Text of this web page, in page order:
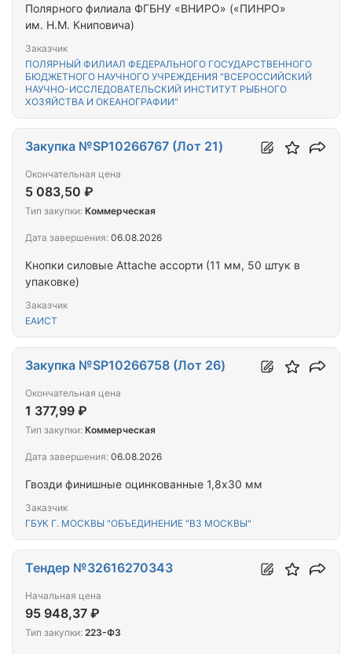
Полярного филиала ФГБНУ «ВНИРО» («ПИНРО»
им. Н.М. Книповича)
Заказчик
ПОЛЯРНЫЙ ФИЛИАЛ ФЕДЕРАЛЬНОГО ГОСУДАРСТВЕННОГО
БЮДЖЕТНОГО НАУЧНОГО УЧРЕЖДЕНИЯ "ВСЕРОССИЙСКИЙ
НАУЧНО-ИССЛЕДОВАТЕЛЬСКИЙ ИНСТИТУТ РЫБНОГО
ХОЗЯЙСТВА И ОКЕАНОГРАФИИ"
Кнопки силовые Attache ассорти (11 мм, 50 штук в
упаковке)
Заказчик
ЕАИСТ
Закупка №SP10266767 (Лот 21)
Окончательная цена
5 083,50 ₽
Тип закупки: Коммерческая
Дата завершения: 06.08.2026
Гвозди финишные оцинкованные 1,8х30 мм
Заказчик
ГБУК Г. МОСКВЫ "ОБЪЕДИНЕНИЕ "ВЗ МОСКВЫ"
Закупка №SP10266758 (Лот 26)
Окончательная цена
1 377,99 ₽
Тип закупки: Коммерческая
Дата завершения: 06.08.2026
Тендер №32616270343
Начальная цена
95 948,37 ₽
Тип закупки: 223-ФЗ